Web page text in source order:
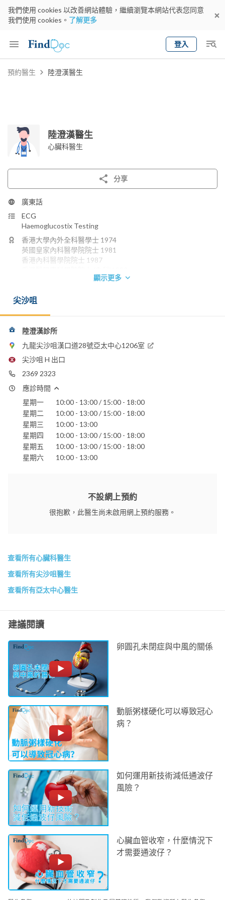
我們使用 cookies 以改善網站體驗，繼續瀏覽本網站代表您同意
我們使用 cookies。 了解更多
登入
Keyword
預約醫生 陸澄漢醫生
陸澄漢醫生
心臟科醫生
分享
廣東話
ECG
Haemoglucostix Testing
香港大學內外全科醫學士 1974
英國皇家內科醫學院院士 1981
香港內科醫學院院士 1987
英國愛丁堡皇家內科醫學院榮授院士 2000
電話：
2369 2323
2367 7899
聖德肋撒醫院
顯示更多
尖沙咀
陸澄漢診所
九龍尖沙咀漢口道28號亞太中心1206室
尖沙咀 H 出口
2369 2323
應診時間
星期一
10:00 - 13:00 / 15:00 - 18:00
星期二
10:00 - 13:00 / 15:00 - 18:00
星期三
10:00 - 13:00
星期四
10:00 - 13:00 / 15:00 - 18:00
星期五
10:00 - 13:00 / 15:00 - 18:00
星期六
10:00 - 13:00
不設網上預約
很抱歉，此醫生尚未啟用網上預約服務。
查看所有心臟科醫生
查看所有尖沙咀醫生
查看所有亞太中心醫生
建議閱讀
卵圓孔未閉症與中風的關係
動脈粥樣硬化可以導致冠心
病？
如何運用新技術減低通波仔
風險？
心臟血管收窄，什麼情況下
才需要通波仔？